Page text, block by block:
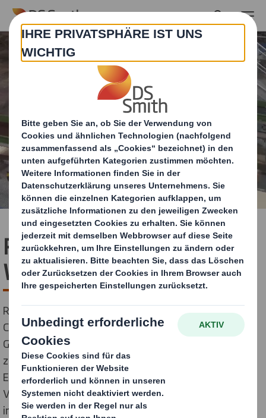
Skip to main content
PackRight Academy
Workshop E-Commerce
Rund 35 Teilnehmer, unter anderem von
CLICKCONCEPTS GmbH, Luigi Lavazza Deutschland
GmbH und Robert Bosch GmbH nahmen am
zweitägigen Workshop E-Commerce von DS Smith in
Erlensee teil, um sich über die Anforderungen an
Versandverpackungen und innovative Lösungen zu
informieren.